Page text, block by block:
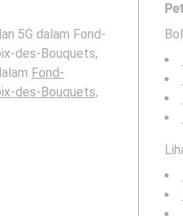
5G dalam Fond-
des-Bouquets,
Fond-
des-Bouquets,